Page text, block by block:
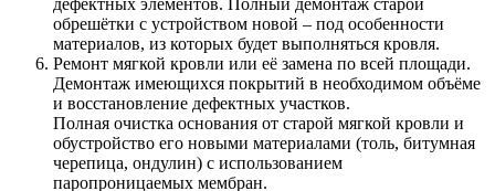
обрешётки с устройством новой – под особенности
материалов, из которых будет выполняться кровля.
Ремонт мягкой кровли или её замена по всей площади.
Демонтаж имеющихся покрытий в необходимом объёме
и восстановление дефектных участков.
Полная очистка основания от старой мягкой кровли и
обустройство его новыми материалами (толь, битумная
черепица, ондулин) с использованием
паропроницаемых мембран.